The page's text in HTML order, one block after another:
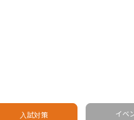
入試対策 イベ